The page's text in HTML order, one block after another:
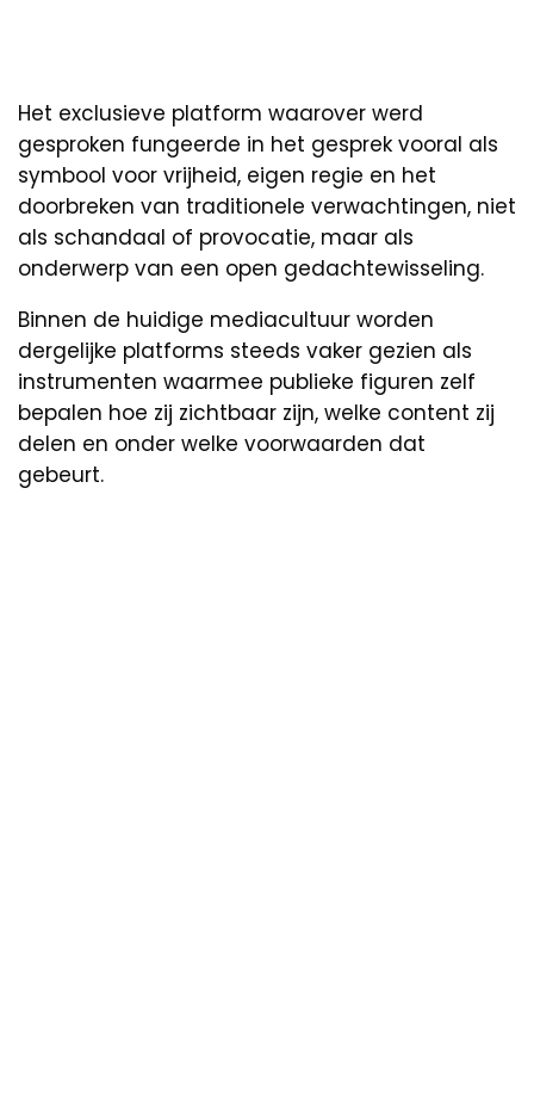
Het exclusieve platform waarover werd
gesproken fungeerde in het gesprek vooral als
symbool voor vrijheid, eigen regie en het
doorbreken van traditionele verwachtingen, niet
als schandaal of provocatie, maar als
onderwerp van een open gedachtewisseling.
Binnen de huidige mediacultuur worden
dergelijke platforms steeds vaker gezien als
instrumenten waarmee publieke figuren zelf
bepalen hoe zij zichtbaar zijn, welke content zij
delen en onder welke voorwaarden dat
gebeurt.